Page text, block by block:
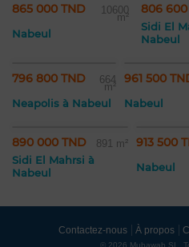
865 000 TND 10600
m²
Nabeul
806
Sidi El
Nabeul
796 800 TND 664
m²
Neapolis à Nabeul
961 500
Nabeul
890 000 TND 891 m²
Sidi El Mahrsi à
Nabeul
913 500
Nabeul
Contactez-nous À propos
© 2026 Mubawab SL.